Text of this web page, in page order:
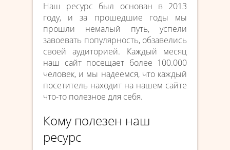
Наш ресурс был основан в 2013
году, и за прошедшие годы мы
прошли немалый путь, успели
завоевать популярность, обзавелись
своей аудиторией. Каждый месяц
наш сайт посещает более 100.000
человек, и мы надеемся, что каждый
посетитель находит на нашем сайте
что-то полезное для себя.
Кому полезен наш
ресурс